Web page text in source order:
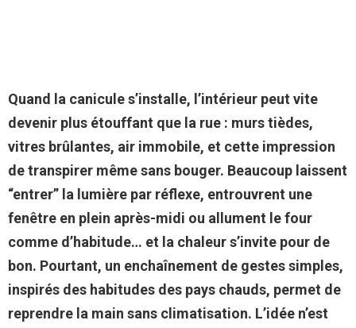
Quand la canicule s’installe, l’intérieur peut vite
devenir plus étouffant que la rue : murs tièdes,
vitres brûlantes, air immobile, et cette impression
de transpirer même sans bouger. Beaucoup laissent
“entrer” la lumière par réflexe, entrouvrent une
fenêtre en plein après-midi ou allument le four
comme d’habitude… et la chaleur s’invite pour de
bon. Pourtant, un enchaînement de gestes simples,
inspirés des habitudes des pays chauds, permet de
reprendre la main sans climatisation. L’idée n’est